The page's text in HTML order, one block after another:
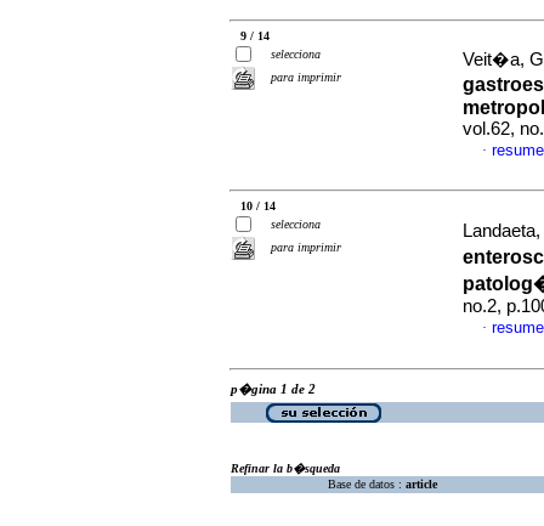
9 / 14
selecciona
para imprimir
Veit�a,
vol.62,
·
10 / 14
selecciona
para imprimir
no.2,
·
p�gina 1 de 2
Refinar la b�squeda
Base de datos : article